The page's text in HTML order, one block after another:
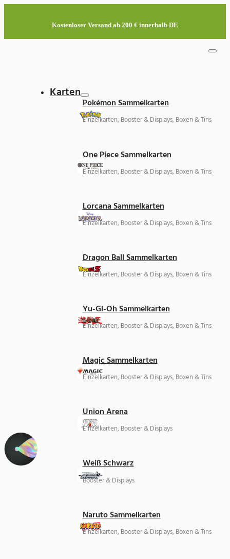
Kostenloser Versand ab 200 € innerhalb DE
Karten
Pokémon Sammelkarten
Einzelkarten, Booster & Displays, Boxen & Tins
One Piece Sammelkarten
Einzelkarten, Booster & Displays, Boxen & Tins
Lorcana Sammelkarten
Einzelkarten, Booster & Displays, Boxen & Tins
Dragon Ball Sammelkarten
Einzelkarten, Booster & Displays, Boxen & Tins
Yu-Gi-Oh Sammelkarten
Einzelkarten, Booster & Displays, Boxen & Tins
Magic Sammelkarten
Einzelkarten, Booster & Displays, Boxen & Tins
Union Arena
Einzelkarten, Booster & Displays
Weiß Schwarz
Booster & Displays
Naruto Sammelkarten
Einzelkarten, Booster & Displays, Boxen & Tins